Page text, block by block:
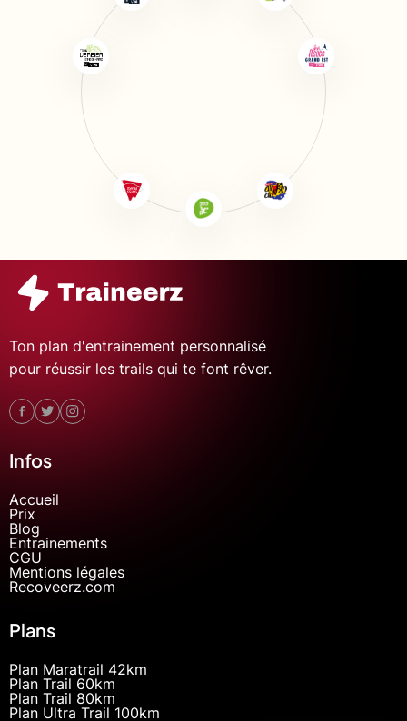
Ton plan d'entrainement personnalisé
pour réussir les trails qui te font rêver.
Infos
Accueil
Prix
Blog
Entrainements
CGU
Mentions légales
Recoveerz.com
Plans
Plan Maratrail 42km
Plan Trail 60km
Plan Trail 80km
Plan Ultra Trail 100km